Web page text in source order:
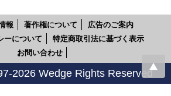
報 著作権について
広告のご案内
ーについて
特定商取引法に基づく表示
お問い合わせ
2026 Wedge Rights Reserved